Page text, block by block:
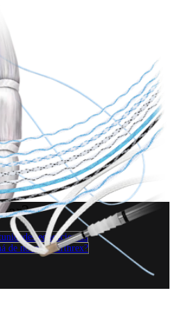
educacionais
de novo na Arthrex?